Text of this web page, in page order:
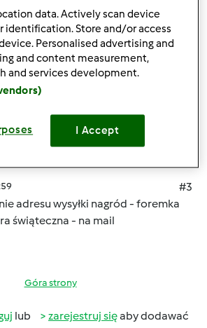
Góra strony
lub zarejestruj sięaby dodawać
komentarze
#3
adresu wysyłki nagród - foremka
świąteczna - na mail
Góra strony
lub zarejestruj sięaby dodawać
data. Actively scan device
identification. Store and/or access
Personalised advertising and
and content measurement,
and services development.
I Accept